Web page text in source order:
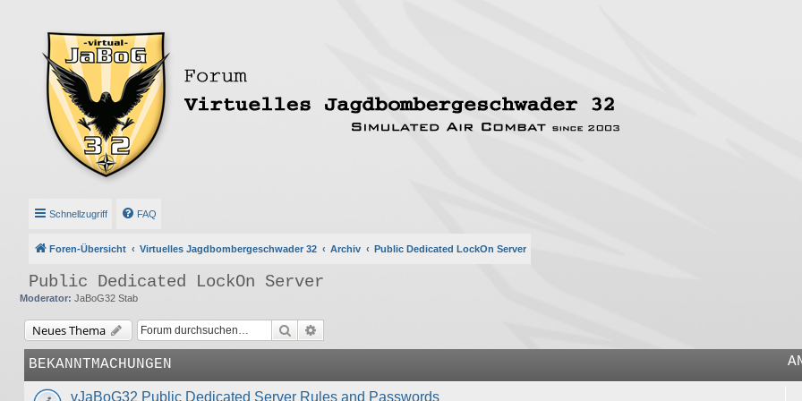
Schnellzugriff FAQ
Foren-Übersicht Virtuelles Jagdbombergeschwader 32 Archiv Public Dedicated LockOn Server
Public Dedicated LockOn Server
Moderator: JaBoG32 Stab
Neues Thema Suche
BEKANNTMACHUNGEN
vJaBoG32 Public Dedicated Server Rules and Passwords